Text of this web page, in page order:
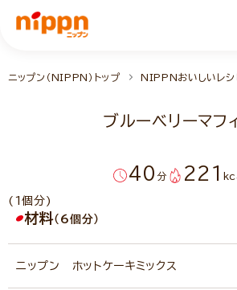
ニップン（NIPPN）トップ NIPPNおいしいレシ
ブルーベリーマフ
40 分 221
(1個分)
材料（6個分）
ニップン ホットケーキミックス